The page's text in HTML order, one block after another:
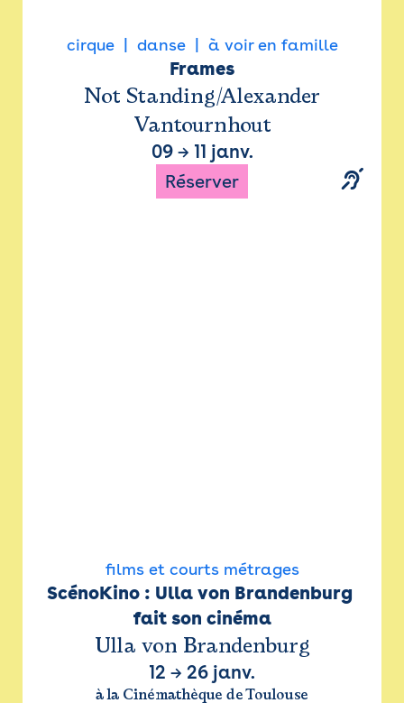
cirque danse à voir en famille
Frames
Not Standing/Alexander
Vantournhout
09→ 11 janv.
Réserver
films et courts métrages
ScénoKino : Ulla von Brandenburg
fait son cinéma
Ulla von Brandenburg
12 → 26 janv.
à la Cinémathèque de Toulouse